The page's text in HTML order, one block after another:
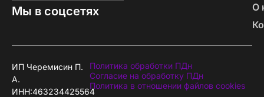
Мы в соцсетях
О
ИП Черемисин П.
А.
ИНН:463234425564
Политика обработки ПДн
Согласие на обработку ПДн
Политика в отношении файлов cookies